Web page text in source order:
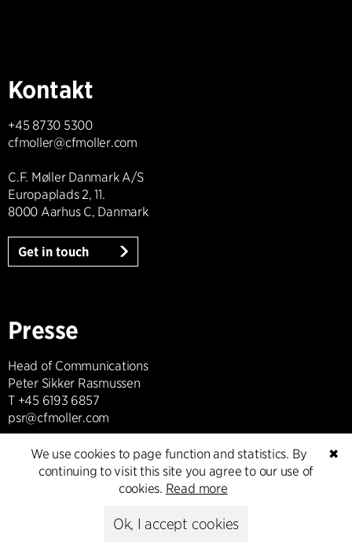
Kontakt
+45 8730 5300
cfmoller@cfmoller.com
C.F. Møller Danmark A/S
Europaplads 2, 11.
8000 Aarhus C, Danmark
Get in touch
Presse
Head of Communications
Peter Sikker Rasmussen
T +45 6193 6857
psr@cfmoller.com
Media library
Subscribe
✖
We use cookies to page function and statistics. By
continuing to visit this site you agree to our use of
cookies. Read more
Ok, I accept cookies